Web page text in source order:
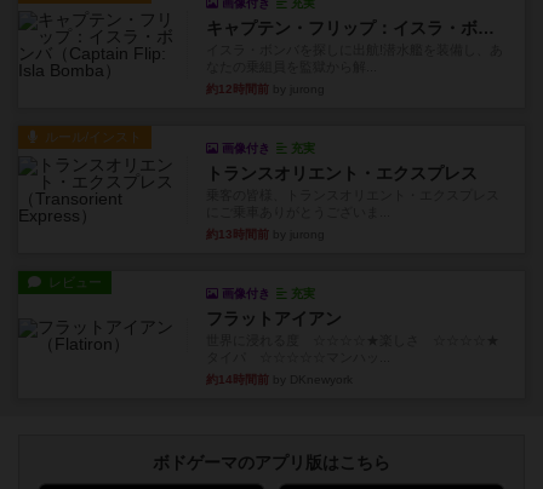
画像付き 充実
キャプテン・フリップ：イスラ・ボンバ
約12時間前
ルール/インスト
画像付き 充実
トランスオリエント・エクスプレス
約13時間前
レビュー
画像付き 充実
フラットアイアン
約14時間前
ボドゲーマのアプリ版はこちら